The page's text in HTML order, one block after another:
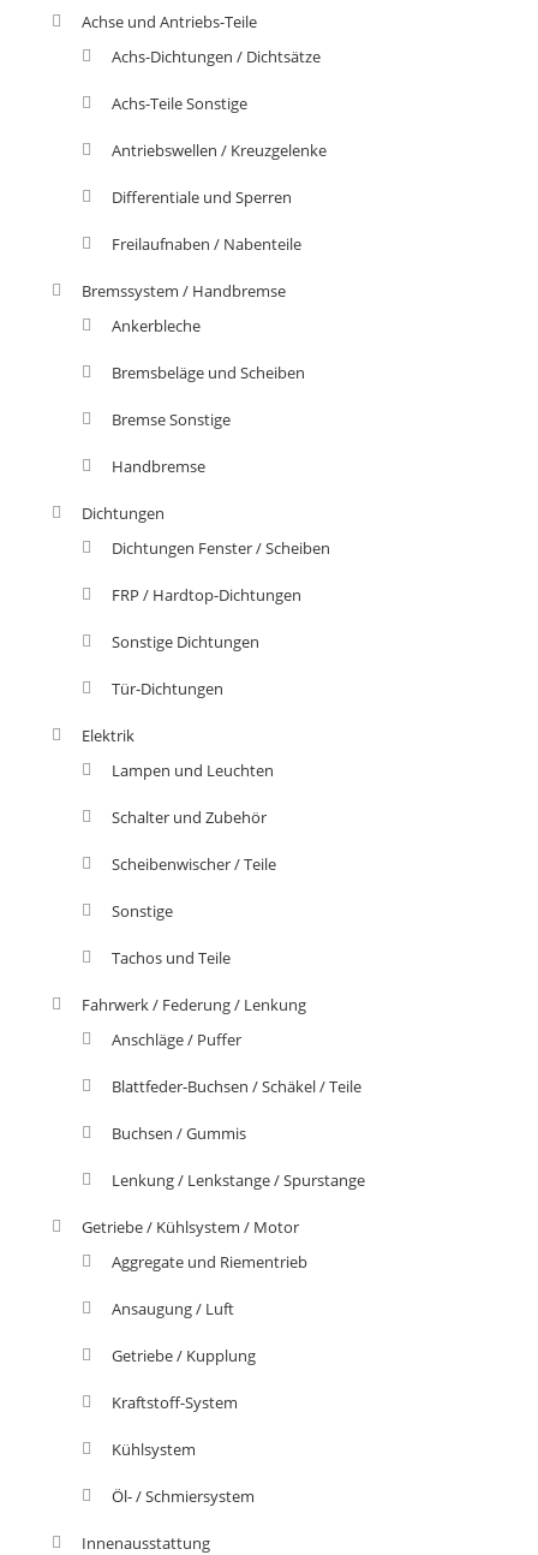
Achse und Antriebs-Teile
Achs-Dichtungen / Dichtsätze
Achs-Teile Sonstige
Antriebswellen / Kreuzgelenke
Differentiale und Sperren
Freilaufnaben / Nabenteile
Bremssystem / Handbremse
Ankerbleche
Bremsbeläge und Scheiben
Bremse Sonstige
Handbremse
Dichtungen
Dichtungen Fenster / Scheiben
FRP / Hardtop-Dichtungen
Sonstige Dichtungen
Tür-Dichtungen
Elektrik
Lampen und Leuchten
Schalter und Zubehör
Scheibenwischer / Teile
Sonstige
Tachos und Teile
Fahrwerk / Federung / Lenkung
Anschläge / Puffer
Blattfeder-Buchsen / Schäkel / Teile
Buchsen / Gummis
Lenkung / Lenkstange / Spurstange
Getriebe / Kühlsystem / Motor
Aggregate und Riementrieb
Ansaugung / Luft
Getriebe / Kupplung
Kraftstoff-System
Kühlsystem
Öl- / Schmiersystem
Innenausstattung